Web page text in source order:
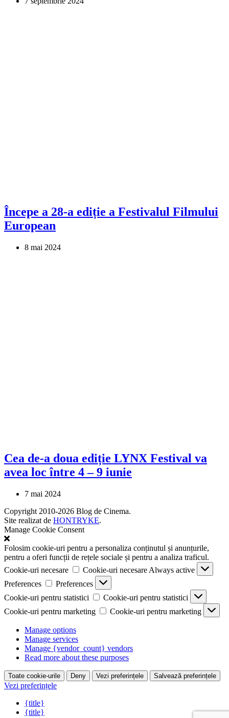
Începe a 28-a ediție a Festivalul Filmului
European
8 mai 2024
Cea de-a doua ediție LYNX Festival va
avea loc între 4 – 9 iunie
7 mai 2024
Copyright 2010-2026 Blog de Cinema.
Site realizat de HONTRYKE.
Manage Cookie Consent
Folosim cookie-uri pentru a personaliza conținutul și anunțurile,
pentru a oferi funcții de rețele sociale și pentru a analiza traficul.
Cookie-uri necesare
Cookie-uri necesare Always active
Preferences
Preferences
Cookie-uri pentru statistici
Cookie-uri pentru statistici
Cookie-uri pentru marketing
Cookie-uri pentru marketing
Manage options
Manage services
Manage {vendor_count} vendors
Read more about these purposes
Toate cookie-urile Deny Vezi preferințele Salvează preferințele
Vezi preferințele
{title}
{title}